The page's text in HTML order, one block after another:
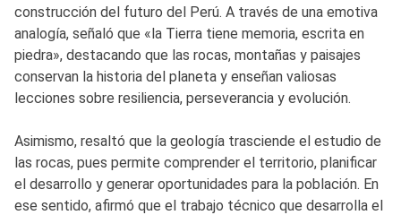
construcción del futuro del Perú. A través de una emotiva
analogía, señaló que «la Tierra tiene memoria, escrita en
piedra», destacando que las rocas, montañas y paisajes
conservan la historia del planeta y enseñan valiosas
lecciones sobre resiliencia, perseverancia y evolución.
Asimismo, resaltó que la geología trasciende el estudio de
las rocas, pues permite comprender el territorio, planificar
el desarrollo y generar oportunidades para la población. En
ese sentido, afirmó que el trabajo técnico que desarrolla el